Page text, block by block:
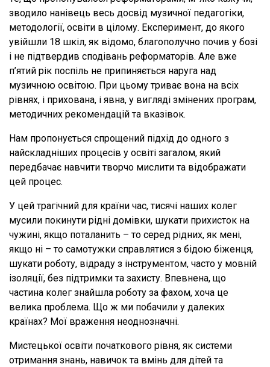
зводило нанівець весь досвід музичної педагогіки,
методології, освіти в цілому. Експеримент, до якого
увійшли 18 шкіл, як відомо, благополучно почив у бозі
і не підтвердив сподівань реформаторів. Але вже
п’ятий рік поспіль не припиняється наруга над
музичною освітою. При цьому триває вона на всіх
рівнях, і прихована, і явна, у вигляді змінених програм,
методичних рекомендацій та вказівок.
Нам пропонується спрощений підхід до одного з
найскладніших процесів у освіті загалом, який
передбачає навчити творчо мислити та відображати
цей процес.
У цей трагічний для країни час, тисячі наших колег
мусили покинути рідні домівки, шукати прихисток на
чужині, якщо поталанить – то серед рідних, як мені,
якщо ні – то самотужки справлятися з бідою біженця,
шукати роботу, відраду з інструментом, часто у мовній
ізоляції, без підтримки та захисту. Впевнена, що
частина колег знайшла роботу за фахом, хоча це
велика проблема. Що ж ми побачили у далеких
країнах? Мої враження неоднозначні.
Мистецької освіти початкового рівня, як системи
отримання знань, навичок та вмінь для дітей та